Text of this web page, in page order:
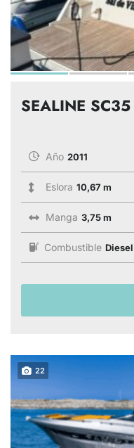
SEALINE SC35
Año 2011
Eslora 10,67 m
Manga 3,75 m
Combustible Diesel
22